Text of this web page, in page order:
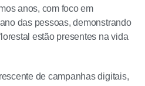
anos, com foco em
das pessoas, demonstrando
estão presentes na vida
de campanhas digitais,